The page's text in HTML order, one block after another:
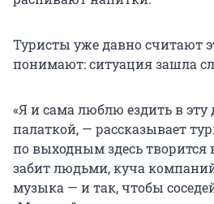
Туристы уже давно считают
понимают: ситуация зашла
«Я и сама люблю ездить в эту
палаткой, — рассказывает
по выходным здесь творится
забит людьми, куча
музыка — и так, чтобы